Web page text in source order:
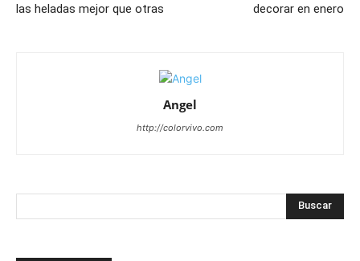
las heladas mejor que otras
decorar en enero
Angel
http://colorvivo.com